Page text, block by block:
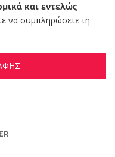
και εντελώς
να συμπληρώσετε τη